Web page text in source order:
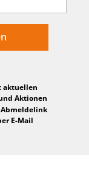
aktuellen
Aktionen
E-Mail